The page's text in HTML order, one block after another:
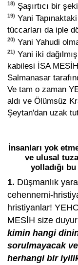
18) Şaşırtıcı bir
19) Yani
tüccarları da iple
20) Yani Yahudi
21) Yani iki
kabilesi İSA
Salmanasar
Ve tam o zaman
aldı ve Ölümsüz
Şeytan'dan uzak
İnsanları yok
ve ulusal
yolladığı
1. Düşmanlık
cehennemi-
hristiyanlar!
MESİH size
kimin hangi
sorulmayacak
herhangi bir